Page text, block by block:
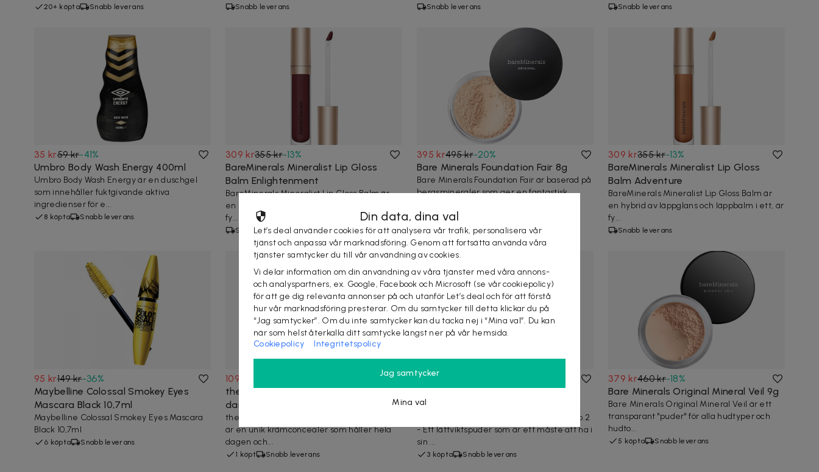
20+ köpta Snabb leverans Snabb leverans Snabb leverans Snabb leverans
35 kr59 kr-41%
Umbro Body Wash Energy 400ml
Umbro Body Wash Energy är en duschgel
som innehåller fuktgivande aktiva
ingredienser för e...
8 köpta Snabb leverans
309 kr355 kr-13%
BareMinerals Mineralist Lip Gloss
Balm Enlightenment
BareMinerals Mineralist Lip Gloss Balm är
en hybrid av läppglans och läppbalm i ett, är
fy...
Snabb leverans
395 kr495 kr-20%
Bare Minerals Foundation Fair 8g
Bare Minerals Foundation Fair är baserad på
bergsmineraler som ger en fantastisk
Snabb leverans
309 kr355 kr-13%
BareMinerals Mineralist Lip Gloss
Balm Adventure
BareMinerals Mineralist Lip Gloss Balm är
en hybrid av läppglans och läppbalm i ett, är
fy...
Snabb leverans
95 kr149 kr-36%
Maybelline Colossal Smokey Eyes
Mascara Black 10,7ml
Maybelline Colossal Smokey Eyes Mascara
Black 10,7ml
6 köpta Snabb leverans
109 kr
theBalm timeBalm Concealer after
dark 7,5ml
theBalm timeBalm Anti Wrinkle Concealer
är en unik krämconcealer som håller hela
dagen och...
1 köpt Snabb leverans
69 kr
Beauty UK NEW Face Powder
Compact No.2
Beauty UK NEW Face Powder Compact No.2
- Ett lättviktspuder som är ett måste att ha i
sin ...
3 köpta Snabb leverans
379 kr460 kr-18%
Bare Minerals Original Mineral Veil 9g
Bare Minerals Original Mineral Veil är ett
transparant "puder" för alla hudtyper och
hudto...
5 köpta Snabb leverans
Din data, dina val
Let’s deal använder cookies för att analysera vår trafik, personalisera vår
tjänst och anpassa vår marknadsföring. Genom att fortsätta använda våra
tjänster samtycker du till vår användning av cookies.
Vi delar information om din användning av våra tjänster med våra annons-
och analyspartners, ex. Google, Facebook och Microsoft (se vår cookiepolicy)
för att ge dig relevanta annonser på och utanför Let’s deal och för att förstå
hur vår marknadsföring presterar. Om du samtycker till detta klickar du på
“Jag samtycker”. Om du inte samtycker kan du tacka nej i “Mina val”. Du kan
när som helst återkalla ditt samtycke längst ner på vår hemsida.
Cookiepolicy
Integritetspolicy
Jag samtycker
Mina val